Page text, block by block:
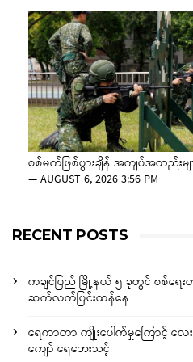
စစ်မက်ဖြစ်ပွားချိန် အကျပ်အတည်း
—AUGUST 6, 2026 3:56 PM
RECENT POSTS
ကချင်ပြည် မြို့နယ် ၅ ခုတွင် စစ်ရေးတ
ဆက်လက်ပြင်းထန်နေ
ရေကာတာ ကျိုးပေါက်မှုကြောင့် လ
ကျော် ရေဘေးသင့်